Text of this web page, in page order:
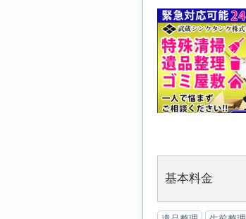
基本料金